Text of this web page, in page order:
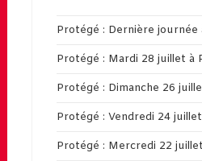
Protégé : Dernière journée
Protégé : Mardi 28 juillet à
Protégé : Dimanche 26
Protégé : Vendredi 24
Protégé : Mercredi 22